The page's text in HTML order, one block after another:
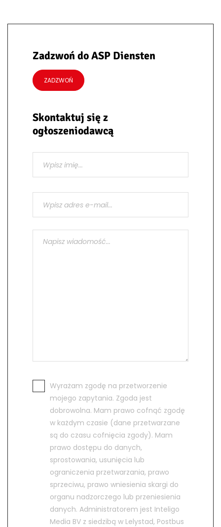
Zadzwoń do ASP Diensten
ZADZWOŃ
Skontaktuj się z
ogłoszeniodawcą
Wyrażam zgodę na przetworzenie
mojego zapytania. Zgoda jest
dobrowolna. Mam prawo cofnąć zgodę
w każdym czasie (dane przetwarzane
są do czasu cofnięcia zgody). Mam
prawo dostępu do danych,
sprostowania, usunięcia lub
ograniczenia przetwarzania, prawo
sprzeciwu, prawo wniesienia skargi do
organu nadzorczego lub przeniesienia
danych. Administratorem jest Inteligo
Media BV z siedzibą w Lelystad, Postbus